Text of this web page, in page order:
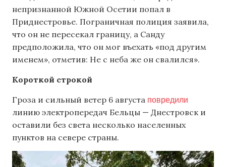
непризнанной Южной Осетии попал в
Приднестровье. Пограничная полиция заявила,
что он не пересекал границу, а Санду
предположила, что он мог въехать «под другим
именем», отметив: Не с неба же он свалился».
Короткой строкой
Гроза и сильный ветер 6 августа повредили
линию электропередач Бельцы — Днестровск и
оставили без света несколько населенных
пунктов на севере страны.